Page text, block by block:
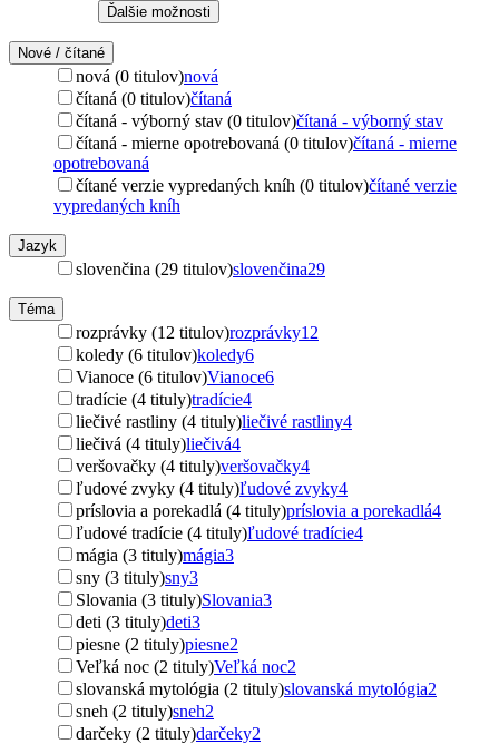
Ďalšie možnosti
Nové / čítané
nová (0 titulov)nová
čítaná (0 titulov)čítaná
čítaná - výborný stav (0 titulov)čítaná - výborný stav
čítaná - mierne opotrebovaná (0 titulov)čítaná - mierne
opotrebovaná
čítané verzie vypredaných kníh (0 titulov)čítané verzie
vypredaných kníh
Jazyk
slovenčina (29 titulov)slovenčina29
Téma
rozprávky (12 titulov)rozprávky12
koledy (6 titulov)koledy6
Vianoce (6 titulov)Vianoce6
tradície (4 tituly)tradície4
liečivé rastliny (4 tituly)liečivé rastliny4
liečivá (4 tituly)liečivá4
veršovačky (4 tituly)veršovačky4
ľudové zvyky (4 tituly)ľudové zvyky4
príslovia a porekadlá (4 tituly)príslovia a porekadlá4
ľudové tradície (4 tituly)ľudové tradície4
mágia (3 tituly)mágia3
sny (3 tituly)sny3
Slovania (3 tituly)Slovania3
deti (3 tituly)deti3
piesne (2 tituly)piesne2
Veľká noc (2 tituly)Veľká noc2
slovanská mytológia (2 tituly)slovanská mytológia2
sneh (2 tituly)sneh2
darčeky (2 tituly)darčeky2